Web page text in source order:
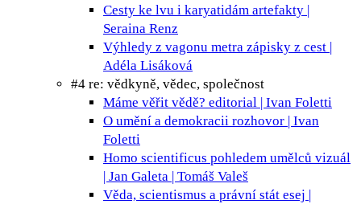
Cesty ke lvu i karyatidám artefakty |
Seraina Renz
Výhledy z vagonu metra zápisky z cest |
Adéla Lisáková
#4 re: vědkyně, vědec, společnost
Máme věřit vědě? editorial | Ivan Foletti
O umění a demokracii rozhovor | Ivan
Foletti
Homo scientificus pohledem umělců vizuál
| Jan Galeta | Tomáš Valeš
Věda, scientismus a právní stát esej |